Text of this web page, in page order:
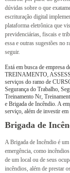
dúvidas sobre o que
escrituração digital
plataforma eletrônica que
previdenciárias, fiscais e
essa e outras sugestões no
seguir.
Está em busca de empresa
TREINAMENTO,
serviços do ramo de
Segurança do Trabalho,
Treinamento Nr,
e Brigada de Incêndio. A
serviço, além de investir em
Brigada de
A Brigada de Incêndio é um
emergência, como
de um local ou de seus
incêndios, além de prestar